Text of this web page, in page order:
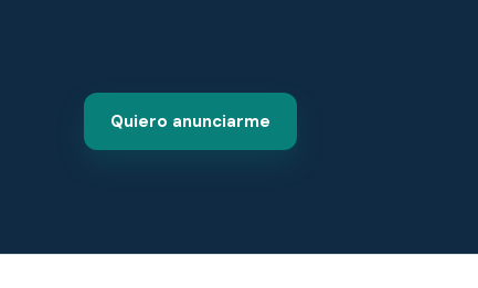
Quiero anunciarme